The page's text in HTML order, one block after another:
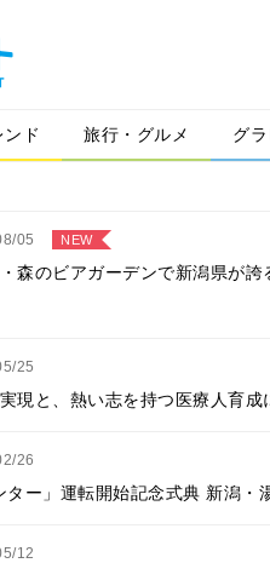
ンド 旅行・グルメ グ
05 NEW
森のビアガーデンで新潟県が
25
現と、熱い志を持つ医療人育成
26
ー」運転開始記念式典 新潟・
12